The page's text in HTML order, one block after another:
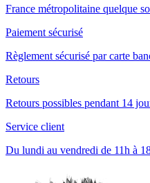
France métropolitaine quelque
Paiement sécurisé
Règlement sécurisé par carte
Retours
Retours possibles pendant 14
Service client
Du lundi au vendredi de 11h à